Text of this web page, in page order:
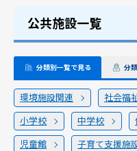
公共施設一覧
分類別一覧で見る 分
環境施設関連 社会福
小学校
中学校
児童館
子育て支援施